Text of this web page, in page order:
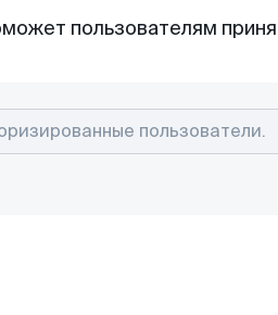
пользователям